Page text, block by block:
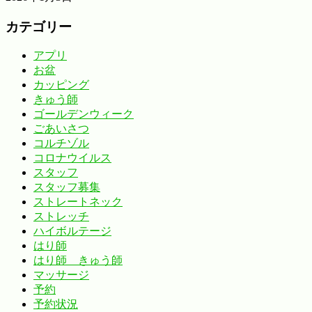
カテゴリー
アプリ
お盆
カッピング
きゅう師
ゴールデンウィーク
ごあいさつ
コルチゾル
コロナウイルス
スタッフ
スタッフ募集
ストレートネック
ストレッチ
ハイボルテージ
はり師
はり師 きゅう師
マッサージ
予約
予約状況